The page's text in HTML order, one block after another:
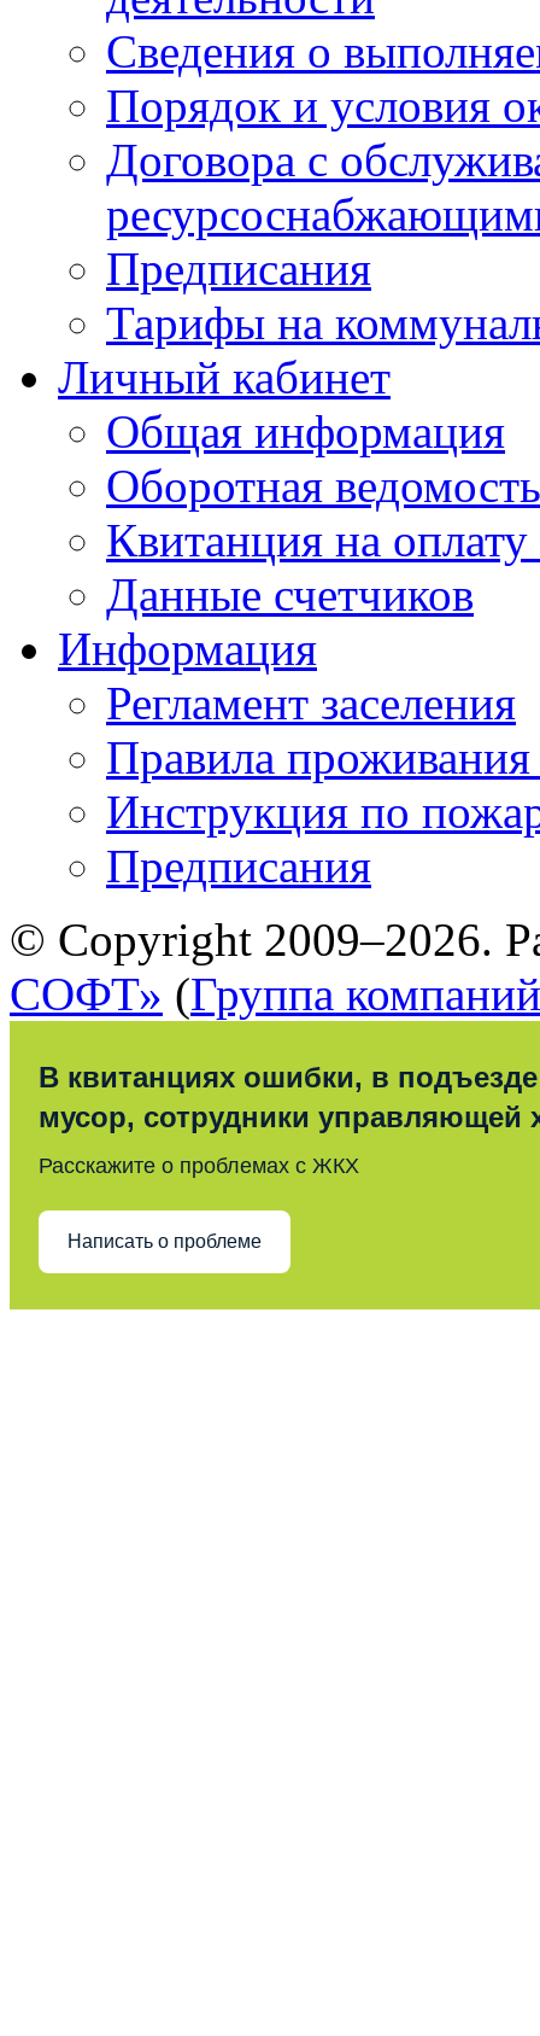
Сведения о
Порядок и условия
Договора с
Предписания
Тарифы на
Личный кабинет
Общая информация
Оборотная ведомость
Квитанция на
Данные счетчиков
Информация
Регламент заселения
Правила
Инструкция по
Предписания
© Copyright 2009–2026.
СОФТ» (Группа
В квитанциях ошибки, в подъезде
мусор, сотрудники управляющей
Расскажите о проблемах с ЖКХ
Написать о проблеме